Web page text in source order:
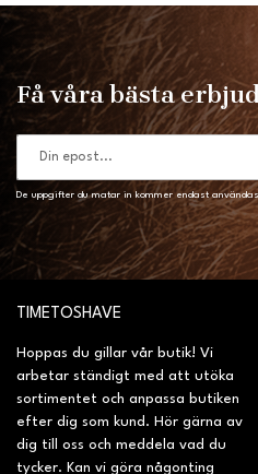
Få våra bästa
De uppgifter du matar in kommer endast
TIMETOSHAVE
Hoppas du gillar vår butik! Vi
arbetar ständigt med att utöka
sortimentet och anpassa butiken
efter dig som kund. Hör gärna av
dig till oss och meddela vad du
tycker. Kan vi göra någonting